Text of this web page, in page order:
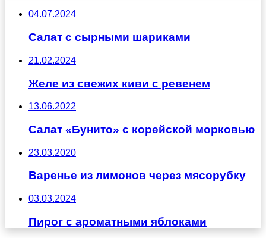
04.07.2024
Салат с сырными шариками
21.02.2024
Желе из свежих киви с ревенем
13.06.2022
Салат «Бунито» с корейской морковью
23.03.2020
Варенье из лимонов через мясорубку
03.03.2024
Пирог с ароматными яблоками